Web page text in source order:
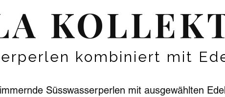
kombiniert mit
Süsswasserperlen mit ausgewählten